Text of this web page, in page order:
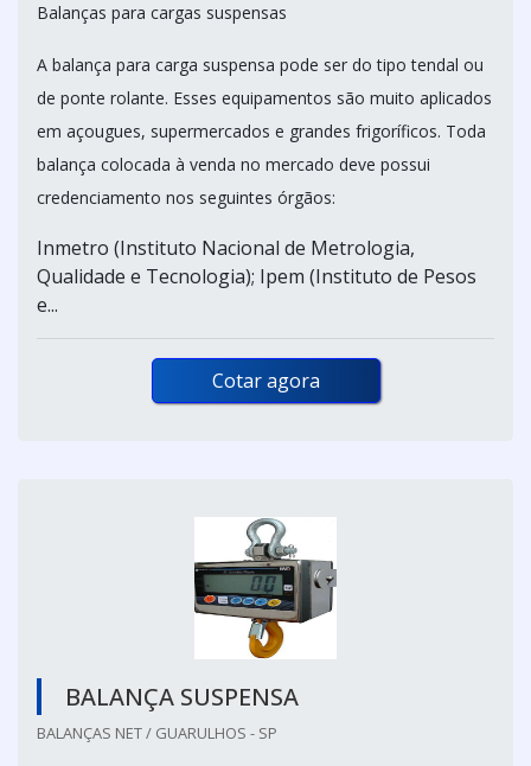
Balanças para cargas suspensas
A balança para carga suspensa pode ser do tipo tendal ou
de ponte rolante. Esses equipamentos são muito aplicados
em açougues, supermercados e grandes frigoríficos. Toda
balança colocada à venda no mercado deve possui
credenciamento nos seguintes órgãos:
Inmetro (Instituto Nacional de Metrologia,
Qualidade e Tecnologia); Ipem (Instituto de Pesos
e...
Cotar agora
BALANÇA SUSPENSA
BALANÇAS NET / GUARULHOS - SP